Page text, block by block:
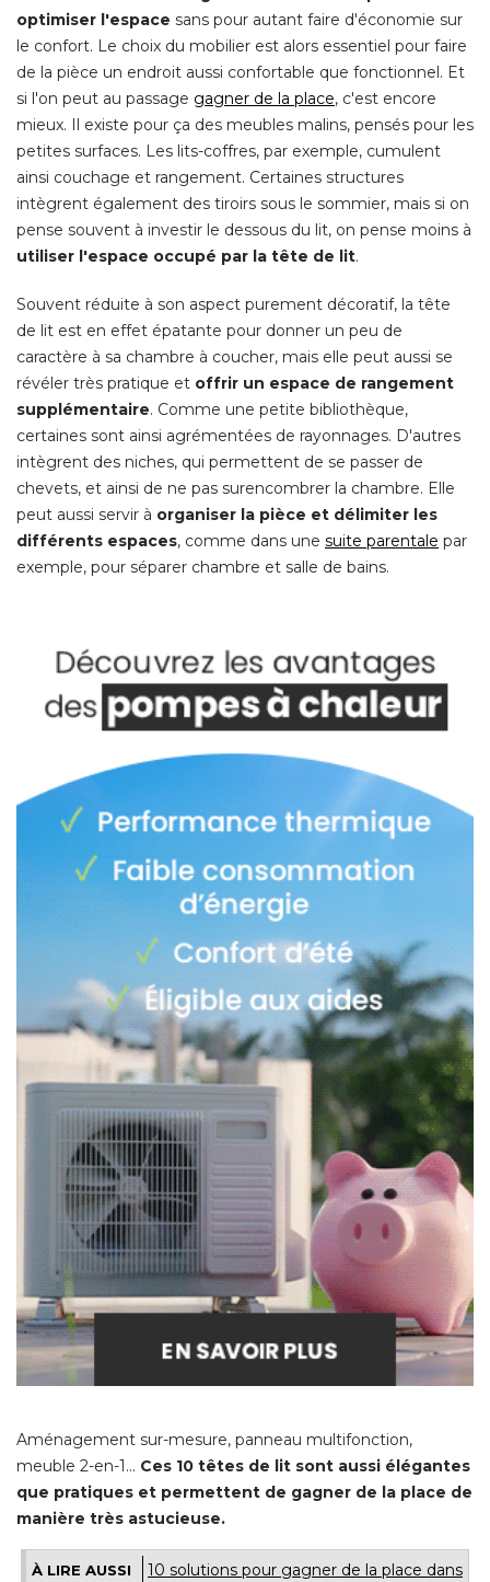
optimiser l'espace sans pour autant faire d'économie sur
le confort. Le choix du mobilier est alors essentiel pour faire
de la pièce un endroit aussi confortable que fonctionnel. Et
si l'on peut au passage gagner de la place, c'est encore
mieux. Il existe pour ça des meubles malins, pensés pour les
petites surfaces. Les lits-coffres, par exemple, cumulent
ainsi couchage et rangement. Certaines structures
intègrent également des tiroirs sous le sommier, mais si on
pense souvent à investir le dessous du lit, on pense moins à
utiliser l'espace occupé par la tête de lit.
Souvent réduite à son aspect purement décoratif, la tête
de lit est en effet épatante pour donner un peu de
caractère à sa chambre à coucher, mais elle peut aussi se
révéler très pratique et offrir un espace de rangement
supplémentaire. Comme une petite bibliothèque,
certaines sont ainsi agrémentées de rayonnages. D'autres
intègrent des niches, qui permettent de se passer de
chevets, et ainsi de ne pas surencombrer la chambre. Elle
peut aussi servir à organiser la pièce et délimiter les
différents espaces, comme dans une suite parentale par
exemple, pour séparer chambre et salle de bains.
Aménagement sur-mesure, panneau multifonction,
meuble 2-en-1... Ces 10 têtes de lit sont aussi élégantes
que pratiques et permettent de gagner de la place de
manière très astucieuse.
À LIRE AUSSI
10 solutions pour gagner de la place dans